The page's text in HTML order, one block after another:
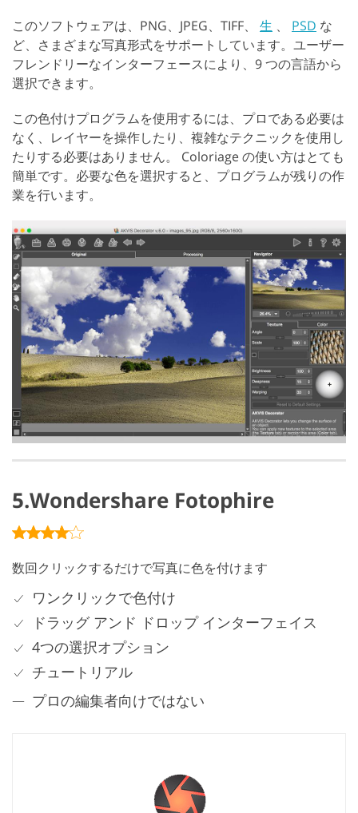
このソフトウェアは、PNG、JPEG、TIFF、 生 、 PSD な
ど、さまざまな写真形式をサポートしています。ユーザー
フレンドリーなインターフェースにより、9 つの言語から
選択できます。
この色付けプログラムを使用するには、プロである必要は
なく、レイヤーを操作したり、複雑なテクニックを使用し
たりする必要はありません。 Coloriage の使い方はとても
簡単です。必要な色を選択すると、プログラムが残りの作
業を行います。
5.Wondershare Fotophire
数回クリックするだけで写真に色を付けます
ワンクリックで色付け
ドラッグ アンド ドロップ インターフェイス
4つの選択オプション
チュートリアル
プロの編集者向けではない